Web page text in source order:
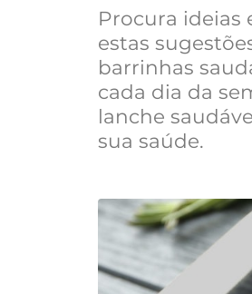
Procura ideias
estas
barrinhas
cada dia da
lanche
sua saúde.